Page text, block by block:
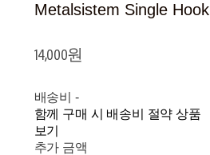
Metalsistem Single Hook
14,000원
배송비 -
함께 구매 시 배송비 절약 상품
보기
추가 금액